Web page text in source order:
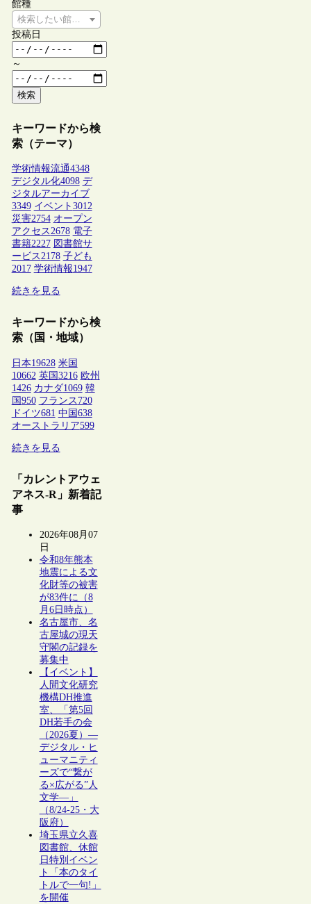
館種
検索したい館種を選択してください
投稿日
～
検索
キーワードから検
索（テーマ）
学術情報流通4348
デジタル化4098 デ
ジタルアーカイブ
3349 イベント 3012
災害2754 オープン
アクセス2678 電子
書籍2227 図書館サ
ービス2178 子ども
2017 学術情報1947
続きを見る
キーワードから検
索（国・地域）
日本19628 米国
10662 英国 3216 欧州
1426 カナダ1069 韓
国 950 フランス 720
ドイツ681 中国 638
オーストラリア599
続きを見る
「カレントアウェ
アネス-R」新着記
事
2026年08月07
日
令和8年熊本
地震による文
化財等の被害
が83件に（8
月6日時点）
名古屋市、名
古屋城の現天
守閣の記録を
募集中
【イベント】
人間文化研究
機構DH推進
室、「第5回
DH若手の会
（2026夏）―
デジタル・ヒ
ューマニティ
ーズで“繋が
る×広がる”人
文学―」
（8/24-25・大
阪府）
埼玉県立久喜
図書館、休館
日特別イベン
ト「本のタイ
トルで一句!」
を開催